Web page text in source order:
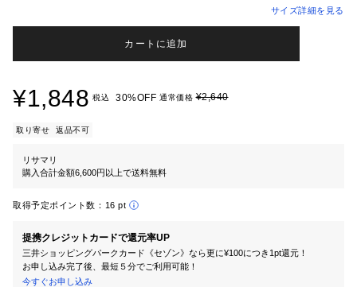
サイズ詳細を見る
カートに追加
¥1,848 税込 30%OFF 通常価格¥2,640
取り寄せ 返品不可
リサマリ
購入合計金額6,600円以上で送料無料
取得予定ポイント数： 16 pt
提携クレジットカードで還元率UP
三井ショッピングパークカード《セゾン》なら更に¥100につき1pt還元！
お申し込み完了後、最短５分でご利用可能！
今すぐお申し込み